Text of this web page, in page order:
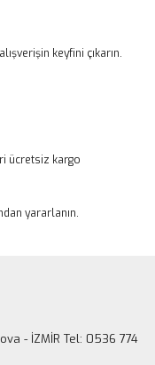
keyfini çıkarın.
ücretsiz kargo
yararlanın.
- İZMİR Tel: 0536 774